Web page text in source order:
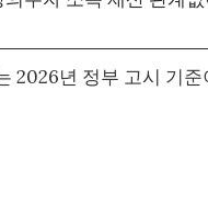
2026년 정부 고시 기준